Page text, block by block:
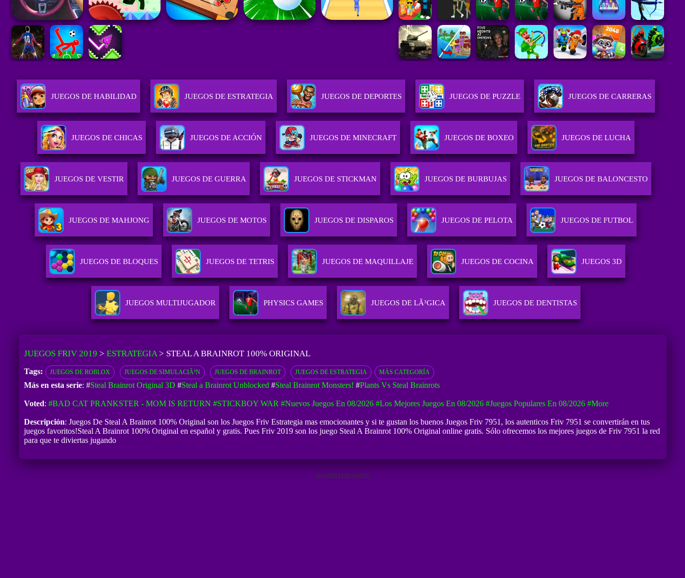
JUEGOS DE HABILIDAD JUEGOS DE ESTRATEGIA JUEGOS DE DEPORTES JUEGOS DE PUZZLE JUEGOS DE CARRERAS
JUEGOS DE CHICAS JUEGOS DE ACCIÓN JUEGOS DE MINECRAFT JUEGOS DE BOXEO JUEGOS DE LUCHA
JUEGOS DE VESTIR JUEGOS DE GUERRA JUEGOS DE STICKMAN JUEGOS DE BURBUJAS JUEGOS DE BALONCESTO
JUEGOS DE MAHJONG JUEGOS DE MOTOS JUEGOS DE DISPAROS JUEGOS DE PELOTA JUEGOS DE FUTBOL
JUEGOS DE BLOQUES JUEGOS DE TETRIS JUEGOS DE MAQUILLAJE JUEGOS DE COCINA JUEGOS 3D
JUEGOS MULTIJUGADOR PHYSICS GAMES JUEGOS DE LÃ³GICA JUEGOS DE DENTISTAS
JUEGOS FRIV 2019 > ESTRATEGIA> STEAL A BRAINROT 100% ORIGINAL
Tags: JUEGOS DE ROBLOX JUEGOS DE SIMULACIÃ³N JUEGOS DE BRAINROT JUEGOS DE ESTRATEGIA MÁS CATEGORÍA
Más en esta serie: #Steal Brainrot Original 3D #Steal a Brainrot Unblocked #Steal Brainrot Monsters! #Plants Vs Steal Brainrots
Voted: #BAD CAT PRANKSTER - MOM IS RETURN #STICKBOY WAR #Nuevos Juegos En 08/2026 #Los Mejores Juegos En 08/2026 #Juegos Populares En 08/2026 #more
Descripción: Juegos De Steal A Brainrot 100% Original son los Juegos Friv Estrategia mas emocionantes y si te gustan los buenos Juegos Friv 7951 , los autenticos Friv 7951 se convertirán en tus
juegos favoritos!Steal A Brainrot 100% Original en español y gratis. Pues Friv 2019 son los juego Steal A Brainrot 100% Original online gratis. Sólo ofrecemos los mejores juegos de Friv 7951 la red
para que te diviertas jugando
ADVERTISEMENT